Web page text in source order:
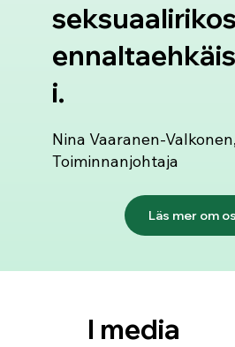
i.
Nina Vaaranen-Valkonen,
Toiminnanjohtaja
Läs mer om
I media